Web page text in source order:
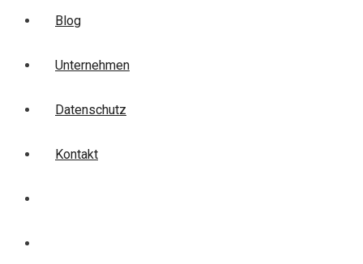
Blog
Unternehmen
Datenschutz
Kontakt